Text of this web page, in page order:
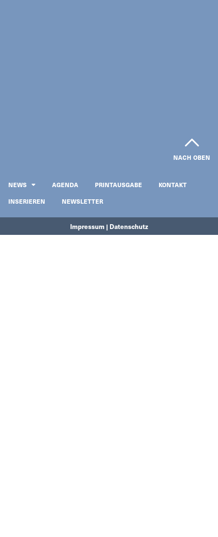
NACH OBEN
NEWS AGENDA PRINTAUSGABE
KONTAKT
INSERIEREN
NEWSLETTER
Impressum | Datenschutz